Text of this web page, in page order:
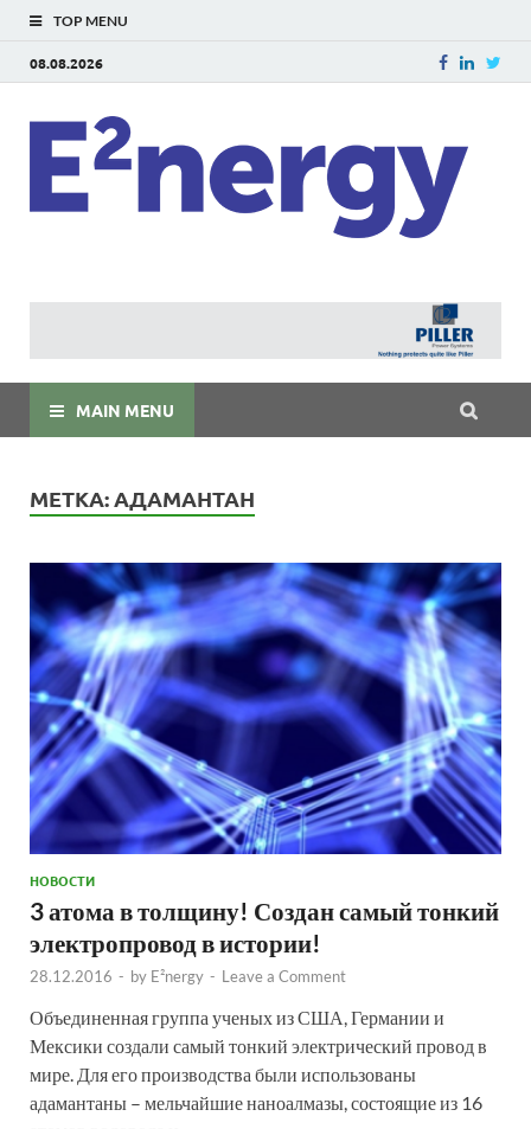
TOP MENU
08.08.2026
MAIN MENU
МЕТКА:АДАМАНТАН
НОВОСТИ
3 атома в толщину! Создан самый тонкий
электропровод в истории!
28.12.2016 - by E²nergy - Leave a Comment
Объединенная группа ученых из США, Германии и
Мексики создали самый тонкий электрический провод в
мире. Для его производства были использованы
адамантаны – мельчайшие наноалмазы, состоящие из 16